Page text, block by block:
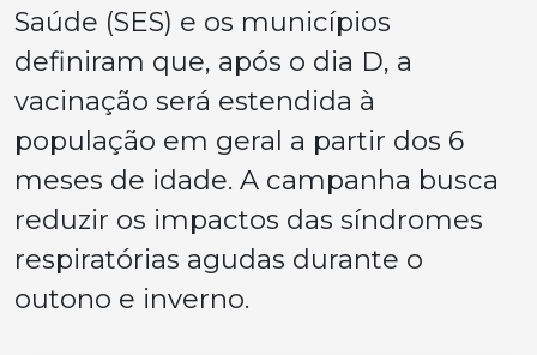
Saúde (SES) e os municípios
definiram que, após o dia D, a
vacinação será estendida à
população em geral a partir dos 6
meses de idade. A campanha busca
reduzir os impactos das síndromes
respiratórias agudas durante o
outono e inverno.